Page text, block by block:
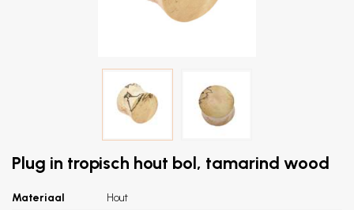
Plug in tropisch hout bol, tamarind wood
Materiaal Hout